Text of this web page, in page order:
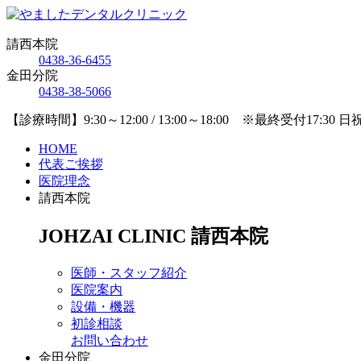
請西本院
0438-36-6455
金田分院
0438-38-5066
【診療時間】9:30～12:00 / 13:00～18:00 ※最終受付17:30 日
HOME
代表ご挨拶
医院理念
請西本院
JOHZAI CLINIC 請西本院
医師・スタッフ紹介
医院案内
設備・機器
初診相談
お問い合わせ
金田分院